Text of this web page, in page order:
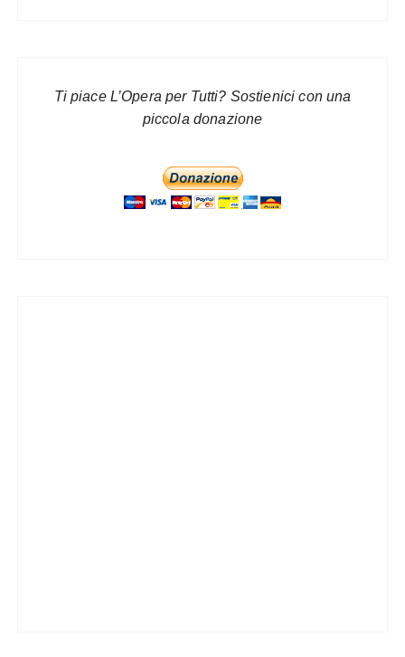
Ti piace L’Opera per Tutti? Sostienici con una
piccola donazione